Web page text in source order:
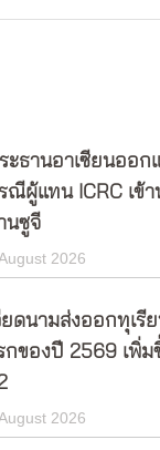
ะธานอาเซียนออก
ณีผู้แทน ICRC เข้
นซูจี
2026
ยดนามส่งออกทุเรี
กของปี 2569 เพิ่ม
2026